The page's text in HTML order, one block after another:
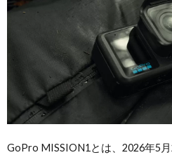
GoPro MISSION1とは、2026年5